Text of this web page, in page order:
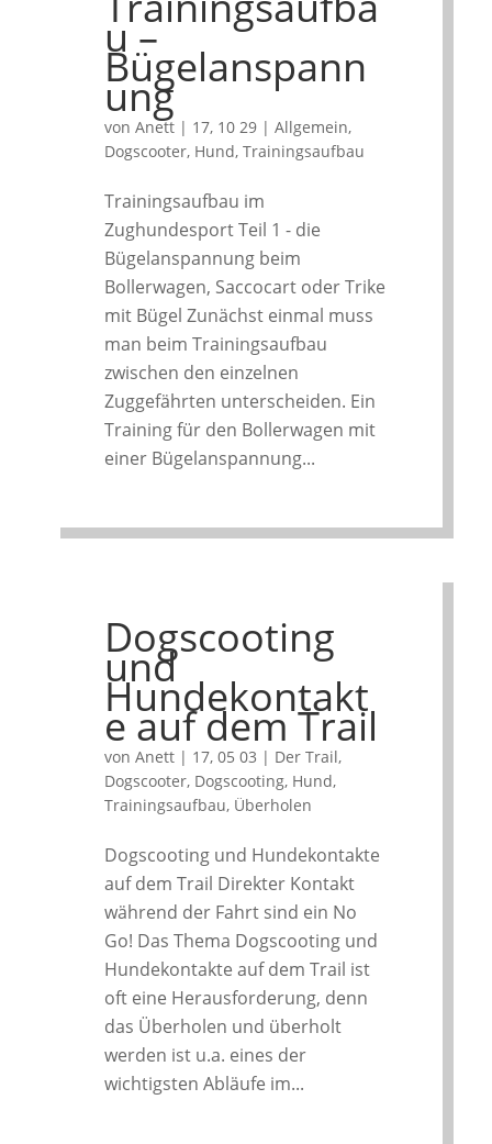
u –
Bügelanspann
ung
von Anett| 17, 10 29| Allgemein,
Dogscooter, Hund, Trainingsaufbau
Trainingsaufbau im
Zughundesport Teil 1 - die
Bügelanspannung beim
Bollerwagen, Saccocart oder Trike
mit Bügel Zunächst einmal muss
man beim Trainingsaufbau
zwischen den einzelnen
Zuggefährten unterscheiden. Ein
Training für den Bollerwagen mit
einer Bügelanspannung...
Dogscooting
und
Hundekontakt
e auf dem Trail
von Anett| 17, 05 03 | Der Trail,
Dogscooter, Dogscooting, Hund,
Trainingsaufbau, Überholen
Dogscooting und Hundekontakte
auf dem Trail Direkter Kontakt
während der Fahrt sind ein No
Go! Das Thema Dogscooting und
Hundekontakte auf dem Trail ist
oft eine Herausforderung, denn
das Überholen und überholt
werden ist u.a. eines der
wichtigsten Abläufe im...